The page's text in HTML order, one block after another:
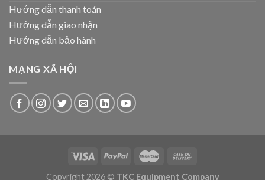
Hướng dẫn thanh toán
Hướng dẫn giao nhận
Hướng dẫn bảo hành
MẠNG XÃ HỘI
Copyright 2026 © TKC Equipment Company